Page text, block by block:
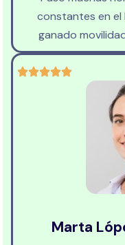
constantes en el
ganado
Marta